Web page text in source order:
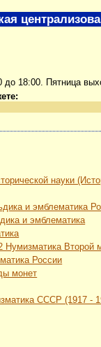
до 18:00. Пятница
науки
и эмблематика
и эмблематика
Нумизматика
России
монет
СССР (1917 -